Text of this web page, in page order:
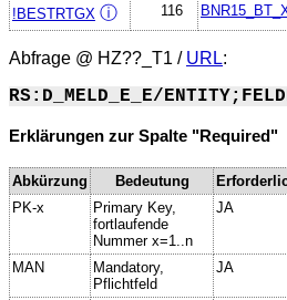
!BESTRTGX ⓘ 116
Abfrage @ HZ??_T1 / URL:
RS:D_MELD_E_E/
Erklärungen zur Spalte "Required"
Abkürzung Bedeutung
PK-x
Primary Key,
fortlaufende
Nummer x=1..n
JA
MAN
Mandatory,
Pflichtfeld
JA